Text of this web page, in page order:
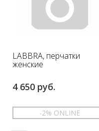
LABBRA, перчатки
женские
4 650 руб.
-2% ONLINE